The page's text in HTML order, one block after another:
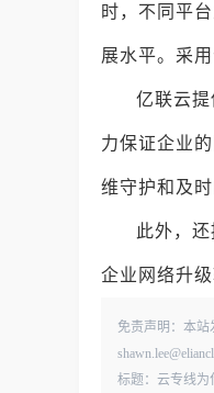
时，不同平
展水平。采
亿联云
力保证企业
维守护和及时
此外，
企业网络升
免责声明：本站
标题：云专线为